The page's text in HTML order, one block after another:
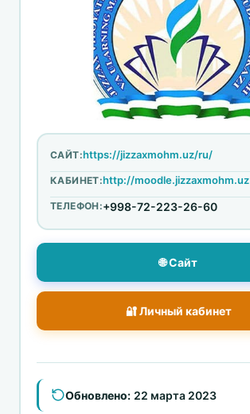
САЙТ:https://jizzaxmohm.uz/ru/
КАБИНЕТ:http://moodle.jizzaxmohm.uz
ТЕЛЕФОН:+998-72-223-26-60
🌐 Сайт
🔐 Личный кабинет
Обновлено: 22 марта 2023